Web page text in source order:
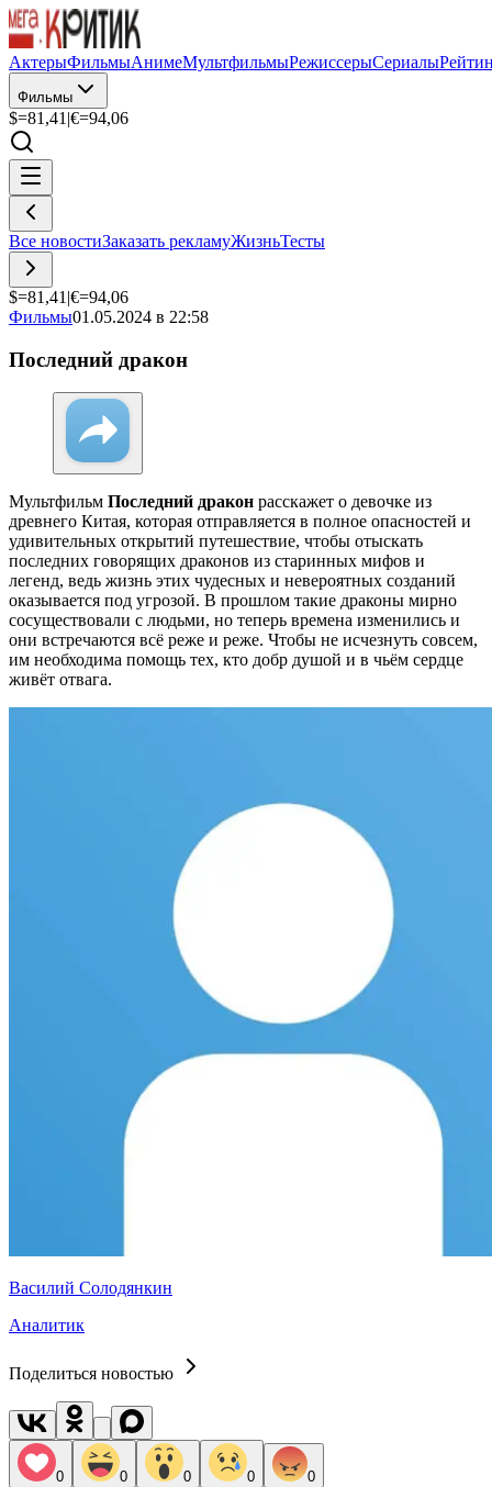
АктерыФильмыАнимеМультфильмыРежиссерыСериалы
Фильмы
$=81,41 |€=94,06
Все новостиЗаказать рекламуЖизньТесты
$=81,41 |€=94,06
Фильмы01.05.2024 в 22:58
Последний дракон
Мультфильм Последний дракон расскажет о девочке из
древнего Китая, которая отправляется в полное опасностей и
удивительных открытий путешествие, чтобы отыскать
последних говорящих драконов из старинных мифов и
легенд, ведь жизнь этих чудесных и невероятных созданий
оказывается под угрозой. В прошлом такие драконы мирно
сосуществовали с людьми, но теперь времена изменились и
они встречаются всё реже и реже. Чтобы не исчезнуть совсем,
им необходима помощь тех, кто добр душой и в чьём сердце
живёт отвага.
Василий Солодянкин
Аналитик
Поделиться новостью
0 0 0 0 0